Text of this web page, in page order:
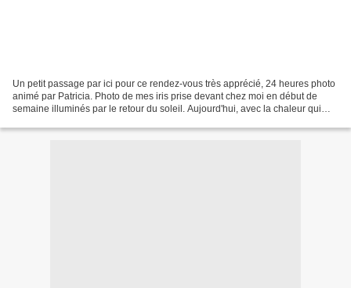
Un petit passage par ici pour ce rendez-vous très apprécié, 24 heures photo
animé par Patricia. Photo de mes iris prise devant chez moi en début de
semaine illuminés par le retour du soleil. Aujourd'hui, avec la chaleur qui